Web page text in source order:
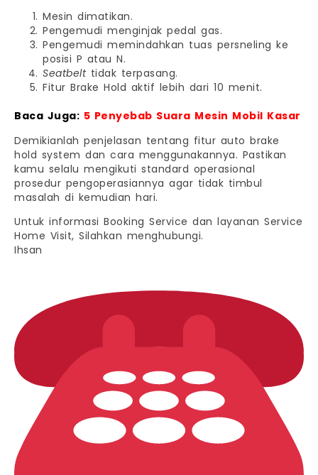
Mesin dimatikan.
Pengemudi menginjak pedal gas.
Pengemudi memindahkan tuas persneling ke
posisi P atau N.
Seatbelttidak terpasang.
Fitur Brake Hold aktif lebih dari 10 menit.
Baca Juga: 5 Penyebab Suara Mesin Mobil Kasar
Demikianlah penjelasan tentang fitur auto brake
hold system dan cara menggunakannya. Pastikan
kamu selalu mengikuti standard operasional
prosedur pengoperasiannya agar tidak timbul
masalah di kemudian hari.
Untuk informasi Booking Service dan layanan Service
Home Visit, Silahkan menghubungi.
Ihsan